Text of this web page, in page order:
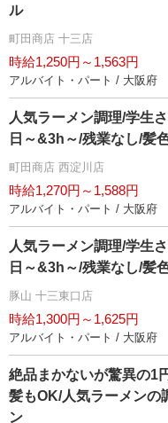
ル
町田商店 十三店
時給1,250円～1,563円
アルバイト・パート / 大阪府
人気ラーメン調理/学生
日～&3h～/残業なし/髪
町田商店 西淀川店
時給1,270円～1,588円
アルバイト・パート / 大阪府
人気ラーメン調理/学生
日～&3h～/残業なし/髪
豚山 十三東口店
時給1,300円～1,625円
アルバイト・パート / 大阪府
絶品まかないが驚異の1
髪もOK/人気ラーメンの
ン